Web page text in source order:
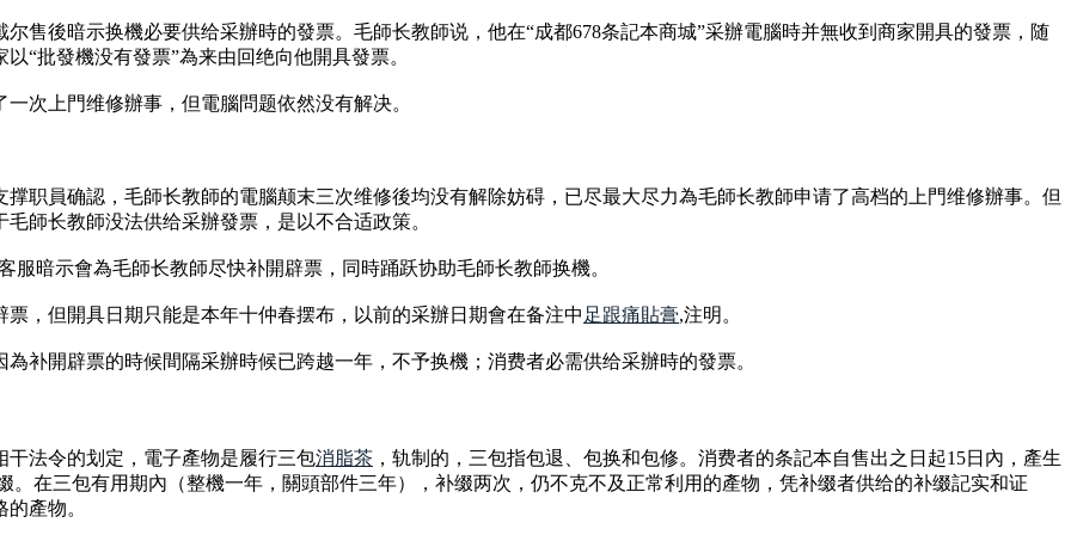
售後暗示换機必要供给采辦時的發票。毛師长教師说，他在“成都678条記本商城”采辦電腦時并無收到商家開具的發票，随
“批發機没有發票”為来由回绝向他開具發票。
次上門维修辦事，但電腦問题依然没有解决。
职員确認，毛師长教師的電腦颠末三次维修後均没有解除妨碍，已尽最大尽力為毛師长教師申请了高档的上門维修辦事。但
師长教師没法供给采辦發票，是以不合适政策。
服暗示會為毛師长教師尽快补開辟票，同時踊跃协助毛師长教師换機。
，但開具日期只能是本年十仲春摆布，以前的采辦日期會在备注中 足跟痛貼膏,注明。
补開辟票的時候間隔采辦時候已跨越一年，不予换機；消费者必需供给采辦時的發票。
法令的划定，電子產物是履行三包消脂茶 ，轨制的，三包指包退、包换和包修。消费者的条記本自售出之日起15日內，產生
。在三包有用期內（整機一年，關頭部件三年），补缀两次，仍不克不及正常利用的產物，凭补缀者供给的补缀記实和证
產物。